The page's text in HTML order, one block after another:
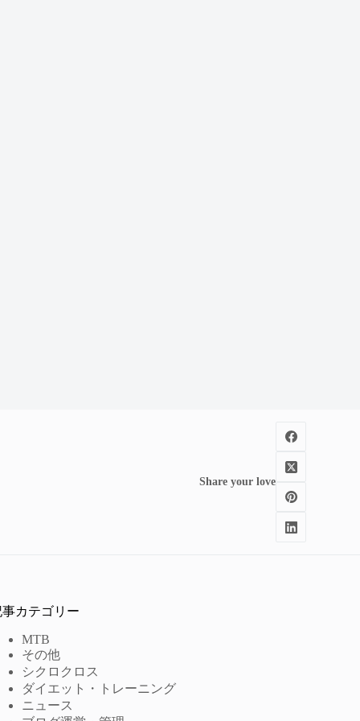
Share your love
事カテゴリー
MTB
その他
シクロクロス
ダイエット・トレーニング
ニュース